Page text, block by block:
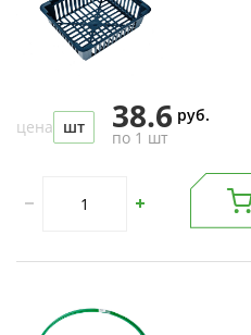
цена шт 38.6 руб.
по 1 шт